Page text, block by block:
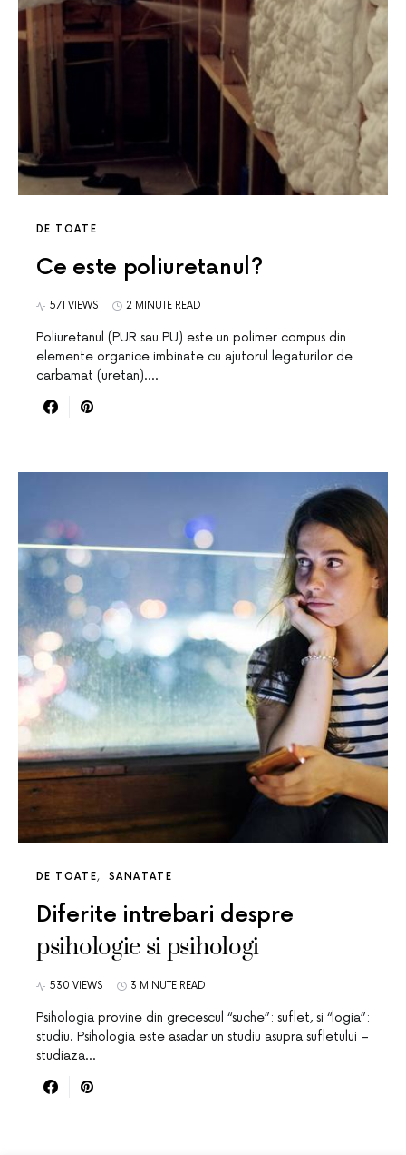
DE TOATE
Ce este poliuretanul?
571 VIEWS 2 MINUTE READ
Poliuretanul (PUR sau PU) este un polimer compus din
elemente organice imbinate cu ajutorul legaturilor de
carbamat (uretan).…
DE TOATE SANATATE
Diferite intrebari despre
psihologie si psihologi
530 VIEWS 3 MINUTE READ
Psihologia provine din grecescul “suche”: suflet, si “logia”:
studiu. Psihologia este asadar un studiu asupra sufletului –
studiaza…